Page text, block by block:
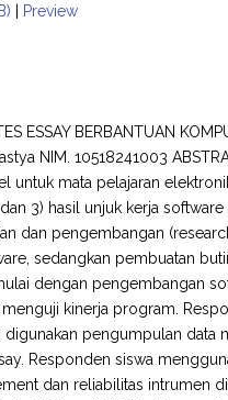
| Preview
ESSAY BERBANTUAN
NIM. 10518241003
untuk mata pelajaran
3) hasil unjuk kerja
dan pengembangan
sedangkan pembuatan
dengan pengembangan
kinerja program.
digunakan pengumpulan
Responden siswa
dan reliabilitas intrumen